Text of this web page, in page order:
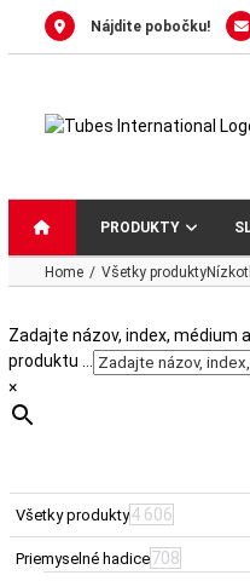
Nájdite pobočku!
PRODUKTY
Home Všetky produkty
Zadajte názov, index, médium
produktu …
×
Všetky produkty4 606
Priemyselné hadice708